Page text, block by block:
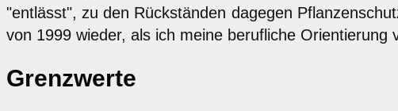
"entlässt", zu den Rückständen dagegen
von 1999 wieder, als ich meine berufliche
Grenzwerte